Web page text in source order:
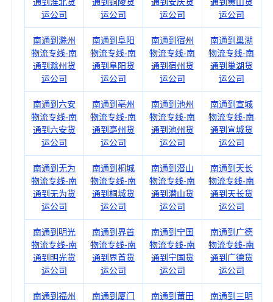
运公司
运公司
运公司
运公司
南通到滁州
物流专线-南
通到滁州货
运公司
南通到阜阳
物流专线-南
通到阜阳货
运公司
南通到宿州
物流专线-南
通到宿州货
运公司
南通到巢湖
物流专线-南
通到巢湖货
运公司
南通到六安
物流专线-南
通到六安货
运公司
南通到亳州
物流专线-南
通到亳州货
运公司
南通到池州
物流专线-南
通到池州货
运公司
南通到宣城
物流专线-南
通到宣城货
运公司
南通到无为
物流专线-南
通到无为货
运公司
南通到桐城
物流专线-南
通到桐城货
运公司
南通到潜山
物流专线-南
通到潜山货
运公司
南通到天长
物流专线-南
通到天长货
运公司
南通到明光
物流专线-南
通到明光货
运公司
南通到界首
物流专线-南
通到界首货
运公司
南通到宁国
物流专线-南
通到宁国货
运公司
南通到广德
物流专线-南
通到广德货
运公司
南通到福州
南通到厦门
南通到莆田
南通到三明